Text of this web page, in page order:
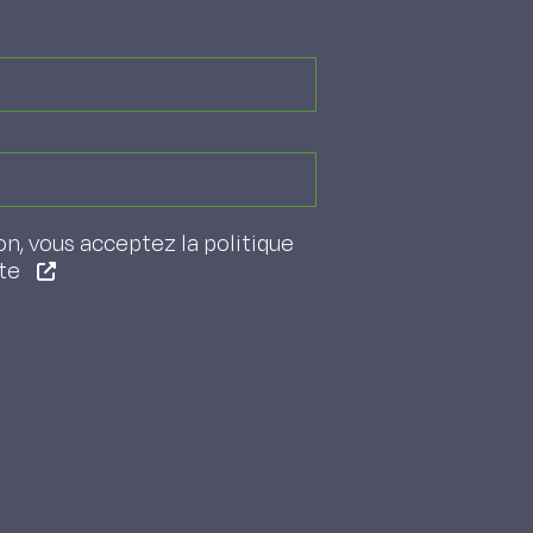
vous acceptez la politique